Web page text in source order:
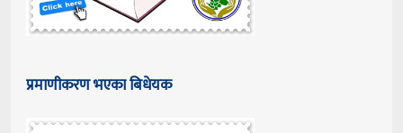
प्रमाणीकरण भएका बिधेयक